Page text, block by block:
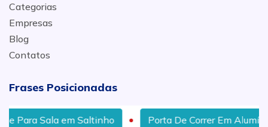
Categorias
Empresas
Blog
Contatos
Frases Posicionadas
Saltinho Porta De Correr Em Alumínio em Saltinho,